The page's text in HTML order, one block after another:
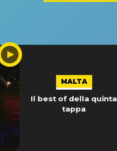
MALTA
Il best of della quinta
tappa